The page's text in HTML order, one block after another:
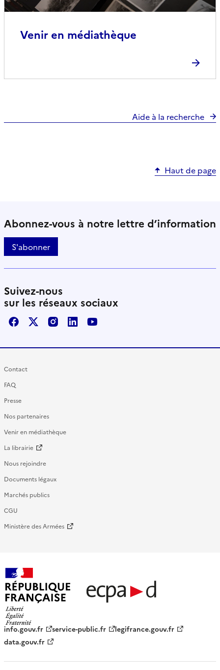
Venir en médiathèque
Aide à la recherche
Haut de page
Abonnez-vous à notre lettre d’information
S'abonner
Suivez-nous
sur les réseaux sociaux
FacebookX / TwitterInstagram
LinkedInYoutube
Contact
FAQ
Presse
Nos partenaires
Venir en médiathèque
La librairie
Nous rejoindre
Documents légaux
Marchés publics
CGU
Ministère des Armées
française - ECPAD
info.gouv.fr service-public.fr
legifrance.gouv.fr
data.gouv.fr